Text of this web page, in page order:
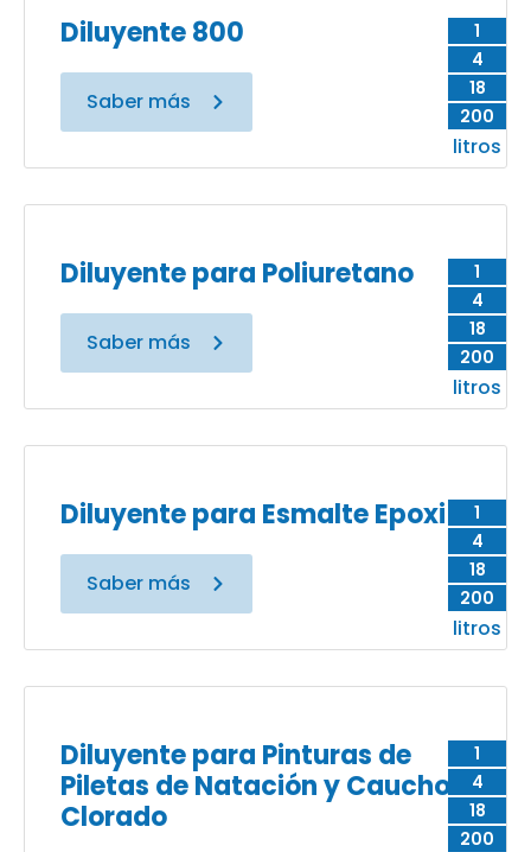
1
4
18
200
litros
Diluyente 800
Saber más
1
4
18
200
litros
Diluyente para Poliuretano
Saber más
1
4
18
200
litros
Diluyente para Esmalte Epoxi
Saber más
1
4
18
200
Diluyente para Pinturas de
Piletas de Natación y Caucho
Clorado